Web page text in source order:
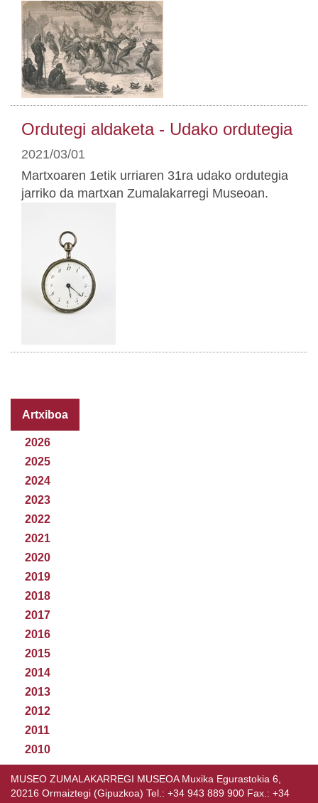
Ordutegi aldaketa - Udako ordutegia
2021/03/01
Martxoaren 1etik urriaren 31ra udako ordutegia
jarriko da martxan Zumalakarregi Museoan.
Artxiboa
2026
2025
2024
2023
2022
2021
2020
2019
2018
2017
2016
2015
2014
2013
2012
2011
2010
MUSEO ZUMALAKARREGI MUSEOA Muxika Egurastokia 6,
20216 Ormaiztegi (Gipuzkoa) Tel.: +34 943 889 900 Fax.: +34